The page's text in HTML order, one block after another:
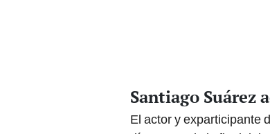
Santiago Suárez
El actor y exparticipante